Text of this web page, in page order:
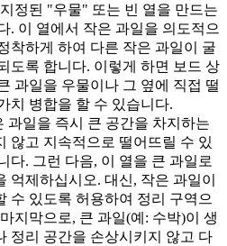
정된 "우물" 또는 빈 열을 만드는
. 이 열에서 작은 과일을 의도적으
착하게 하여 다른 작은 과일이 굴
도록 합니다. 이렇게 하면 보드 상
과일을 우물이나 그 옆에 직접 떨
치 병합을 할 수 있습니다.
과일을 즉시 큰 공간을 차지하는
않고 지속적으로 떨어뜨릴 수 있
다. 그런 다음, 이 열을 큰 과일로
억제하십시오. 대신, 작은 과일이
수 있도록 허용하여 정리 구역으
지막으로, 큰 과일(예: 수박)이 생
정리 공간을 손상시키지 않고 다